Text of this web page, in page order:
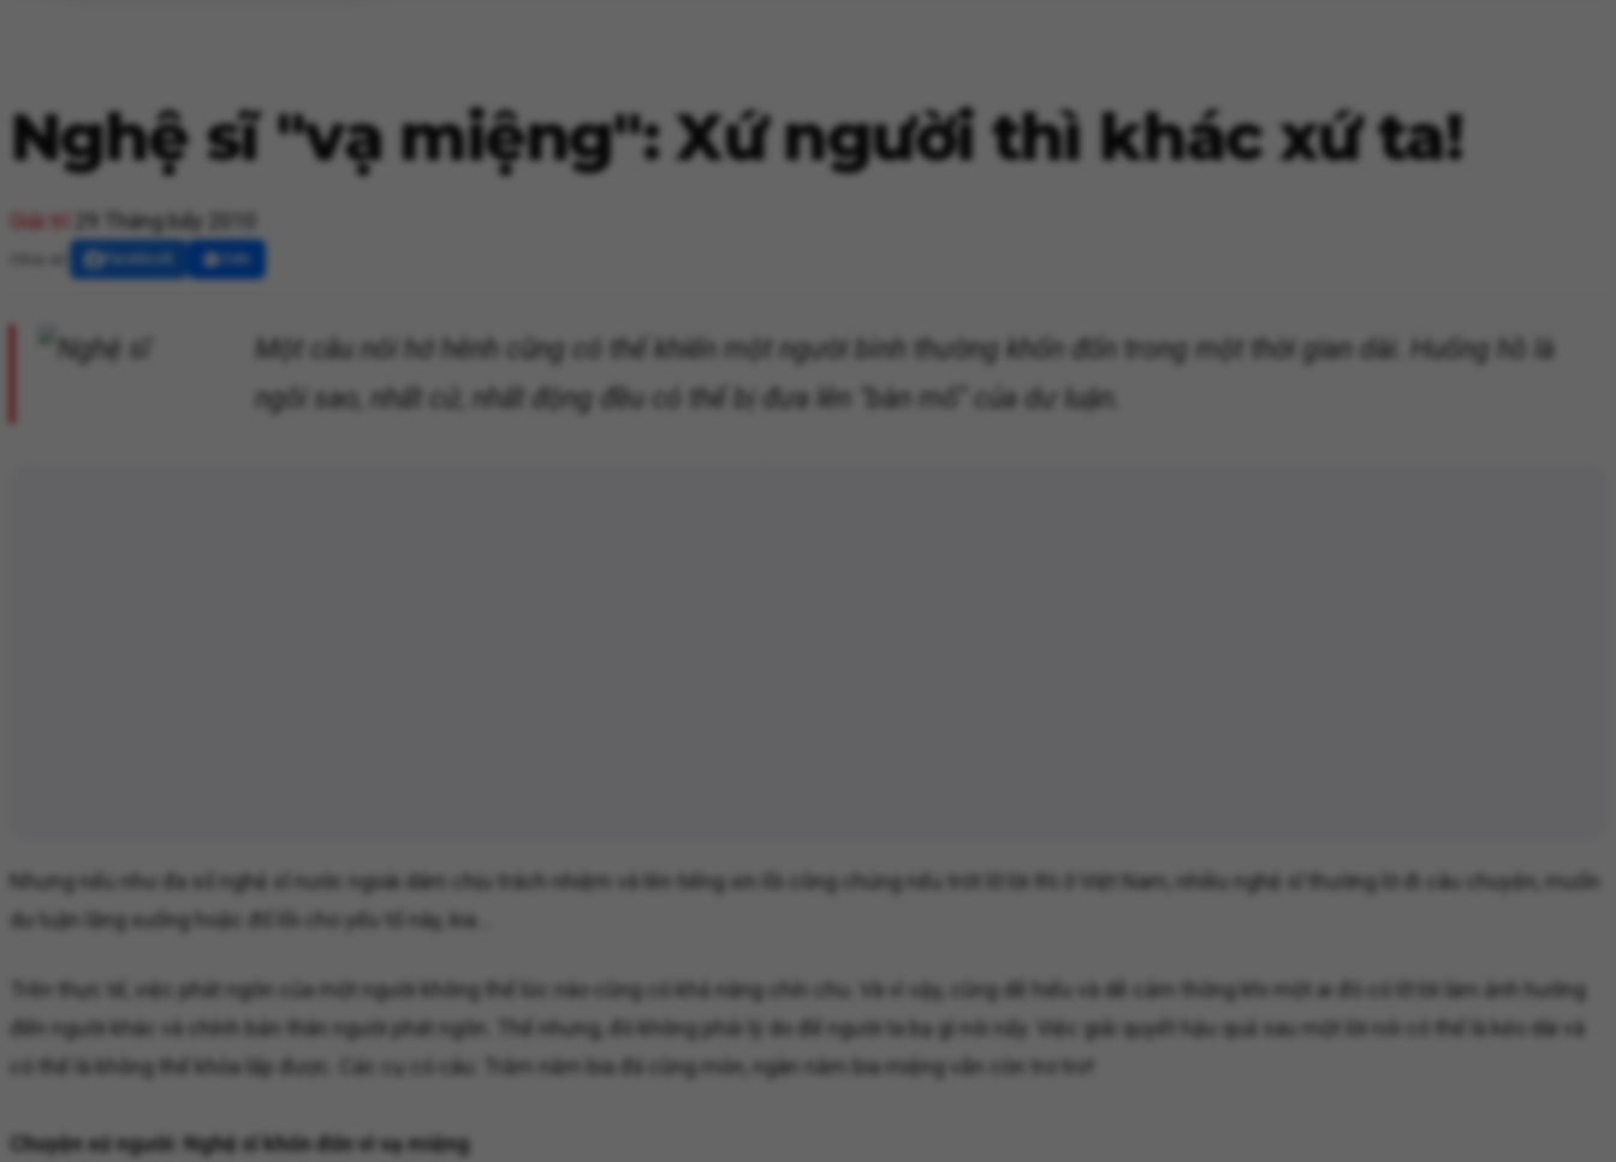
Nghệ sĩ "vạ miệng": Xứ người thì khác xứ ta!
Giải trí 29 Tháng bẩy 2010
Một câu nói hớ hênh cũng có thể khiến một người bình thường khốn đốn trong một thời gian dài. Huống hồ là
ngôi sao, nhất cử, nhất động đều có thể bị đưa lên "bàn mổ" của dư luận.
Nhưng nếu như đa số nghệ sĩ nước ngoài dám chịu trách nhiệm và lên tiếng xin lỗi công chúng nếu trót lỡ lời thì ở Việt Nam, nhiều nghệ sĩ thường lờ đi câu chuyện, muốn
dư luận lắng xuống hoặc đổ lỗi cho yếu tố này, kia...
Trên thực tế, việc phát ngôn của một người không thể lúc nào cũng có khả năng chỉn chu. Và vì vậy, cũng dễ hiểu và dễ cảm thông khi một ai đó có lỡ lời làm ảnh hưởng
đến người khác và chính bản thân người phát ngôn. Thế nhưng, đó không phải lý do để người ta bạ gì nói nấy. Việc giải quyết hậu quả sau một lời nói có thể là kéo dài và
có thể là không thể khỏa lấp được. Các cụ có câu: Trăm năm bia đá cũng mòn, ngàn năm bia miệng vẫn còn trơ trơ!
Chuyện xứ người: Nghệ sĩ khốn đốn vì vạ miệng